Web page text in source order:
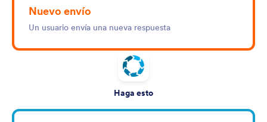
Nuevo envío
Un usuario envía una nueva respuesta
Haga esto